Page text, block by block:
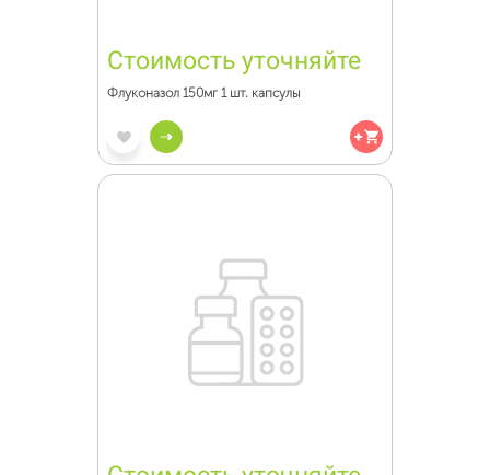
Стоимость уточняйте
Флуконазол 150мг 1 шт. капсулы